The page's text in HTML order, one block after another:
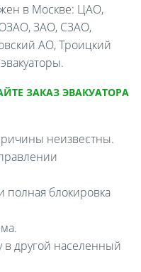
в Москве: ЦАО,
ЗАО, СЗАО,
АО, Троицкий
ЗАКАЗ ЭВАКУАТОРА
неизвестны.
полная блокировка
другой населенный